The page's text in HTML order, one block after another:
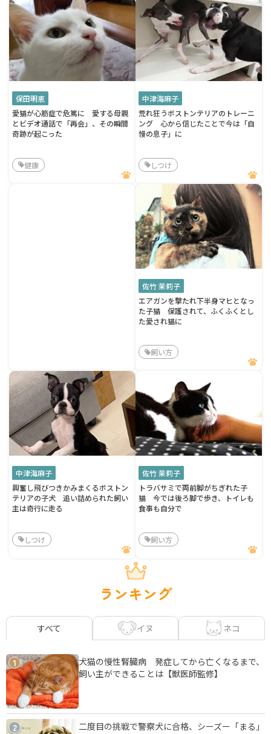
保田明恵
愛猫が心筋症で危篤に 愛する母親
とビデオ通話で「再会」、その瞬間
奇跡が起こった
健康
中津海麻子
荒れ狂うボストンテリアのトレーニ
ング 心から信じたことで今は「自
慢の息子」に
しつけ
佐竹 茉莉子
エアガンを撃たれ下半身マヒとなっ
た子猫 保護されて、ふくふくとし
た愛され猫に
飼い方
中津海麻子
興奮し飛びつきかみまくるボストン
テリアの子犬 追い詰められた飼い
主は奇行に走る
しつけ
佐竹 茉莉子
トラバサミで両前脚がちぎれた子
猫 今では後ろ脚で歩き、トイレも
食事も自分で
飼い方
ランキング
すべて イヌ ネコ
1
犬猫の慢性腎臓病 発症してから亡くなるまで、
飼い主ができることは【獣医師監修】
2 二度目の挑戦で警察犬に合格、シーズー「まる」